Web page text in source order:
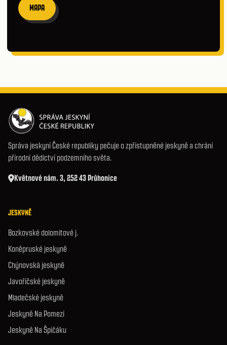
MAPA
Správa jeskyní České republiky pečuje o zpřístupněné jeskyně a chrání
přírodní dědictví podzemního světa.
Květnové nám. 3, 252 43 Průhonice
JESKYNĚ
Bozkovské dolomitové j.
Koněpruské jeskyně
Chýnovská jeskyně
Javoříčské jeskyně
Mladečské jeskyně
Jeskyně Na Pomezí
Jeskyně Na Špičáku